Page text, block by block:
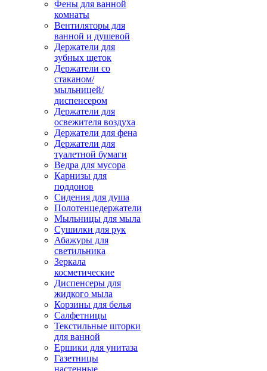
Фены для ванной
комнаты
Вентиляторы для
ванной и душевой
Держатели для
зубных щеток
Держатели со
стаканом/
мыльницей/
диспенсером
Держатели для
освежителя воздуха
Держатели для фена
Держатели для
туалетной бумаги
Ведра для мусора
Карнизы для
поддонов
Сидения для душа
Полотенцедержатели
Мыльницы для мыла
Сушилки для рук
Абажуры для
светильника
Зеркала
косметические
Диспенсеры для
жидкого мыла
Корзины для белья
Салфетницы
Текстильные шторки
для ванной
Ершики для унитаза
Газетницы
настенные